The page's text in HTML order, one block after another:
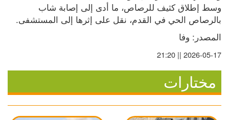
بالرصاص الحي في القدم، نقل على إثرها إلى المستشفى.
المصدر: وفا
2026-05-17 || 21:20
مختارات